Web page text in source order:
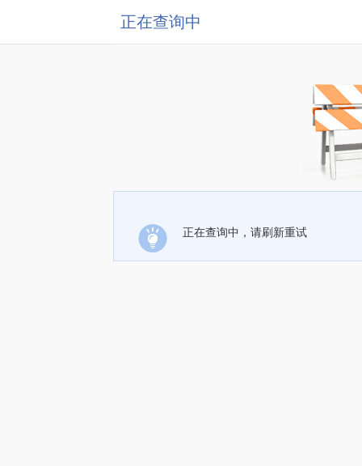
正在查询中
正在查询中，请刷新重试